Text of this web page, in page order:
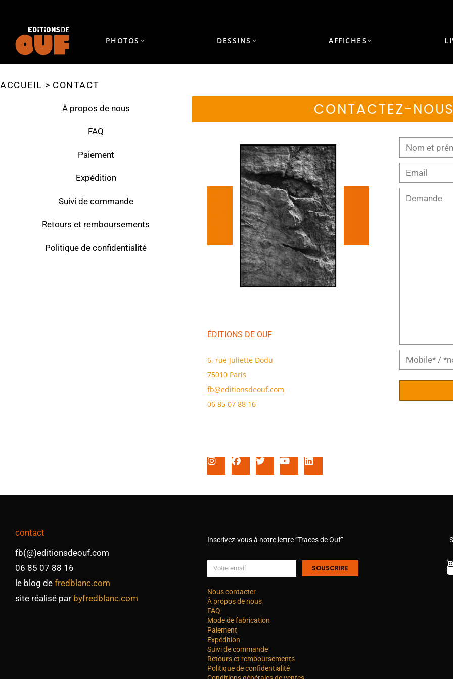
PHOTOS DESSINS AFFICHES
Vous êtes ici :
ACCUEIL CONTACT
À propos de nous
FAQ
Paiement
Expédition
Suivi de commande
Retours et remboursements
Politique de confidentialité
CONTACTEZ-NOUS
ÉDITIONS DE OUF
6, rue Juliette Dodu
75010 Paris
fb@editionsdeouf.com
06 85 07 88 16
contact
fb(@)editionsdeouf.com
06 85 07 88 16
le blog de fredblanc.com
site réalisé par byfredblanc.com
Inscrivez-vous à notre lettre “Traces de Ouf”
SOUSCRIRE
Nous contacter
À propos de nous
FAQ
Mode de fabrication
Paiement
Expédition
Suivi de commande
Retours et remboursements
Politique de confidentialité